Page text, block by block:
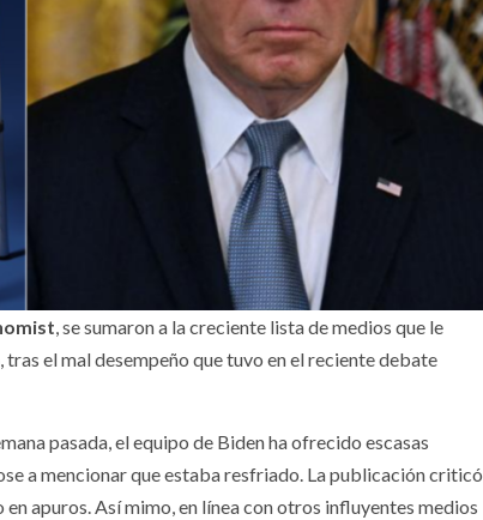
, se sumaron a la creciente lista de medios que le
el mal desempeño que tuvo en el reciente debate
pasada, el equipo de Biden ha ofrecido escasas
a mencionar que estaba resfriado. La publicación criticó
apuros. Así mimo, en línea con otros influyentes medios